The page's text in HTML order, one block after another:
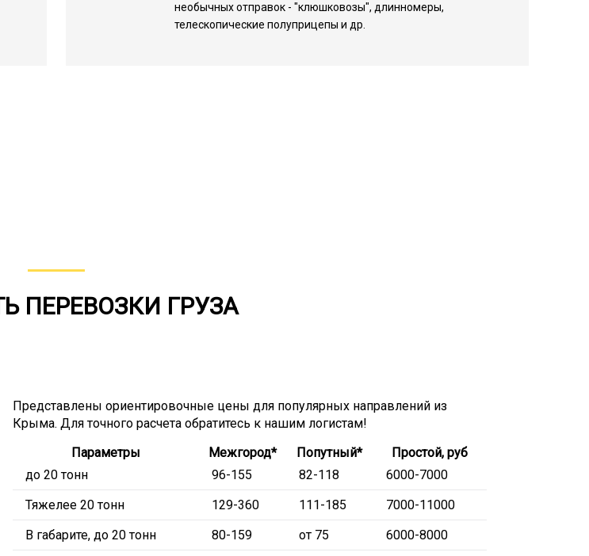
необычных отправок - "клюшковозы", длинномеры,
телескопические полуприцепы и др.
ПЕРЕВОЗКИ ГРУЗА
Представлены ориентировочные цены для популярных направлений из
Крыма. Для точного расчета обратитесь к нашим логистам!
Параметры
Межгород* Попутный*
Простой, руб
до 20 тонн
96-155 82-118
6000-7000
Тяжелее 20 тонн
129-360 111-185
7000-11000
В габарите, до 20 тонн
80-159 от 75 6000-8000